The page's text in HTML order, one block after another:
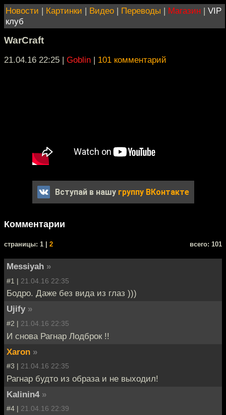
Новости | Картинки | Видео | Переводы | Магазин | VIP
клуб
WarCraft
21.04.16 22:25 | Goblin | 101 комментарий
Вступай в нашу группу ВКонтакте
Комментарии
cтраницы: 1 | 2 всего: 101
Messiyah »
#1 | 21.04.16 22:35
Бодро. Даже без вида из глаз )))
Ujify »
#2 | 21.04.16 22:35
И снова Рагнар Лодброк !!
Xaron »
#3 | 21.04.16 22:35
Рагнар будто из образа и не выходил!
Kalinin4 »
#4 | 21.04.16 22:39